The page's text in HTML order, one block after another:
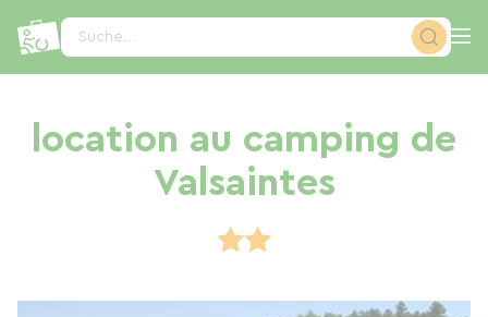
Suche...
location au camping de
Valsaintes
Cookie-Einstellungen